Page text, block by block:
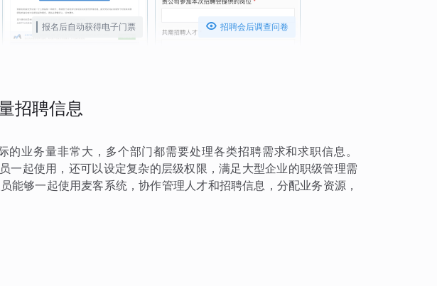
报名后自动获得电子门票  招聘会后调查问卷
招聘信息
业务量非常大，多个部门都需要处理各类招聘需求和求职信息。
一起使用，还可以设定复杂的层级权限，满足大型企业的职级管理需
能够一起使用麦客系统，协作管理人才和招聘信息，分配业务资源，